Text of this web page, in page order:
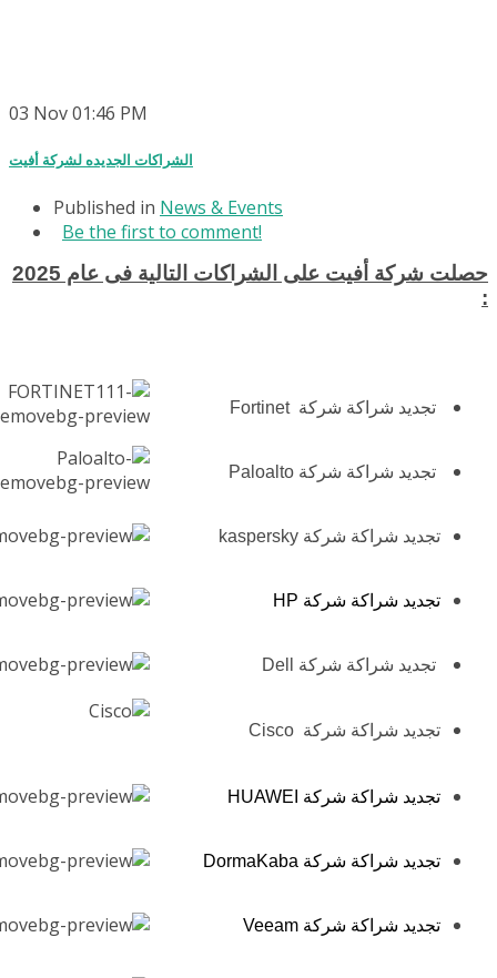
03 Nov01:46 PM
الشراكات الجديده لشركة أفيت
Published in News & Events
Be the first to comment!
حصلت شركة أفيت على الشراكات التالية فى عام 2025
:
تجديد شراكة شركة Fortinet
تجديد شراكة شركة Paloalto
تجديد شراكة شركة kaspersky
تجديد شراكة شركة HP
تجديد شراكة شركة Dell
تجديد شراكة شركة Cisco
تجديد شراكة شركة HUAWEI
تجديد شراكة شركة DormaKaba
تجديد شراكة شركة Veeam